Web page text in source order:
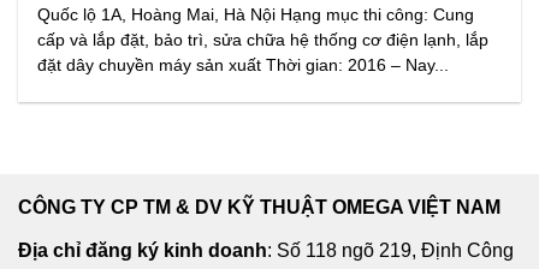
Quốc lộ 1A, Hoàng Mai, Hà Nội Hạng mục thi công: Cung
cấp và lắp đặt, bảo trì, sửa chữa hệ thống cơ điện lạnh, lắp
đặt dây chuyền máy sản xuất Thời gian: 2016 – Nay...
CÔNG TY CP TM & DV KỸ THUẬT OMEGA VIỆT NAM
Địa chỉ đăng ký kinh doanh: Số 118 ngõ 219, Định Công